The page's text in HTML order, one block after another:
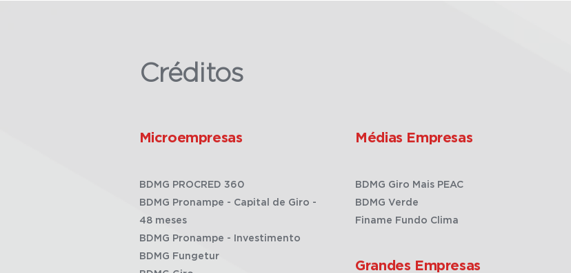
Créditos
Microempresas
BDMG PROCRED 360
BDMG Pronampe - Capital de Giro -
48 meses
BDMG Pronampe - Investimento
BDMG Fungetur
Médias Empresas
BDMG Giro Mais PEAC
BDMG Verde
Finame Fundo Clima
Grandes Empresas